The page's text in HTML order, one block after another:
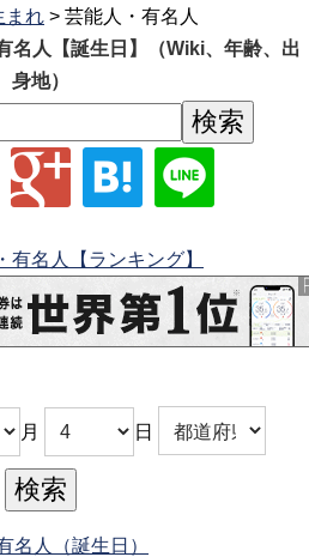
まれ > 芸能人・有名人
名人【誕生日】（Wiki、年齢、出
身地）
有名人【ランキング】
月 日
名人（誕生日）